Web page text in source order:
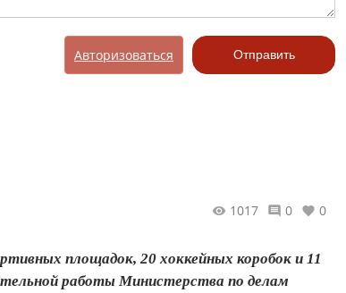
Авторизоваться Отправить
1017 0 0
площадок, 20 хоккейных коробок и 11
работы Министерства по делам